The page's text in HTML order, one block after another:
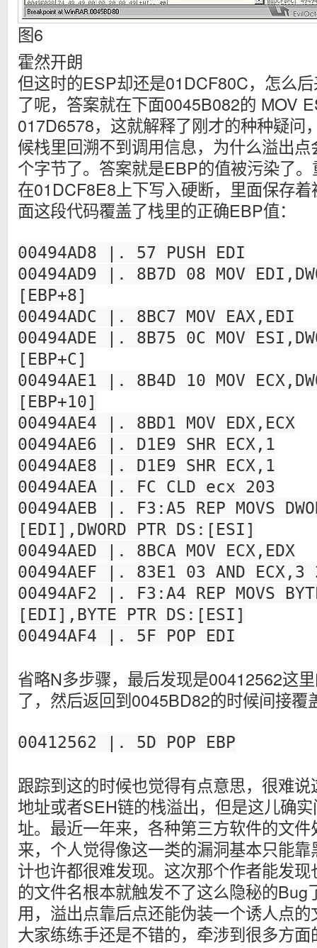
图6
霍然开朗
但这时的ESP却还是01DCF80C，怎么
了呢，答案就在下面0045B082的 MOV
017D6578，这就解释了刚才的种种疑问
候栈里回溯不到调用信息，为什么溢出
个字节了。答案就是EBP的值被污染了
在01DCF8E8上下写入硬断，里面保存
面这段代码覆盖了栈里的正确EBP值：
00494AD8 |. 57 PUSH EDI
00494AD9 |. 8B7D 08 MOV
[EBP+8]
00494ADC |. 8BC7 MOV EAX,EDI
00494ADE |. 8B75 0C MOV
[EBP+C]
00494AE1 |. 8B4D 10 MOV
[EBP+10]
00494AE4 |. 8BD1 MOV EDX,ECX
00494AE6 |. D1E9 SHR ECX,1
00494AE8 |. D1E9 SHR ECX,1
00494AEA |. FC CLD ecx 203
00494AEB |. F3:A5 REP MOVS
[EDI],DWORD PTR DS:[ESI]
00494AED |. 8BCA MOV ECX,EDX
00494AEF |. 83E1 03 AND ECX,3
00494AF2 |. F3:A4 REP MOVS
[EDI],BYTE PTR DS:[ESI]
00494AF4 |. 5F POP EDI
省略N多步骤，最后发现是00412562这
了，然后返回到0045BD82的时候间接覆
00412562 |. 5D POP EBP
跟踪到这的时候也觉得有点意思，很难
地址或者SEH链的栈溢出，但是这儿确
址。最近一年来，各种第三方软件的文
来，个人觉得像这一类的漏洞基本只能
计也许都很难发现。这次那个作者能发
的文件名根本就触发不了这么隐秘的Bug
用，溢出点靠后点还能伪装一个诱人点
大家练练手还是不错的，牵涉到很多方面